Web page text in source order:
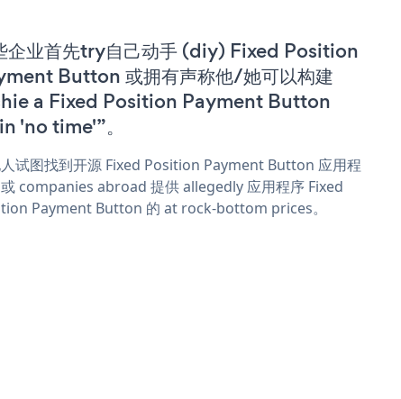
企业首先try自己动手 (diy) Fixed Position
Button 或拥有声称他/她可以构建
a Fixed Position Payment Button
'no time'”。
试图找到开源 Fixed Position Payment Button 应用程
companies abroad 提供 allegedly 应用程序 Fixed
Payment Button 的 at rock-bottom prices。